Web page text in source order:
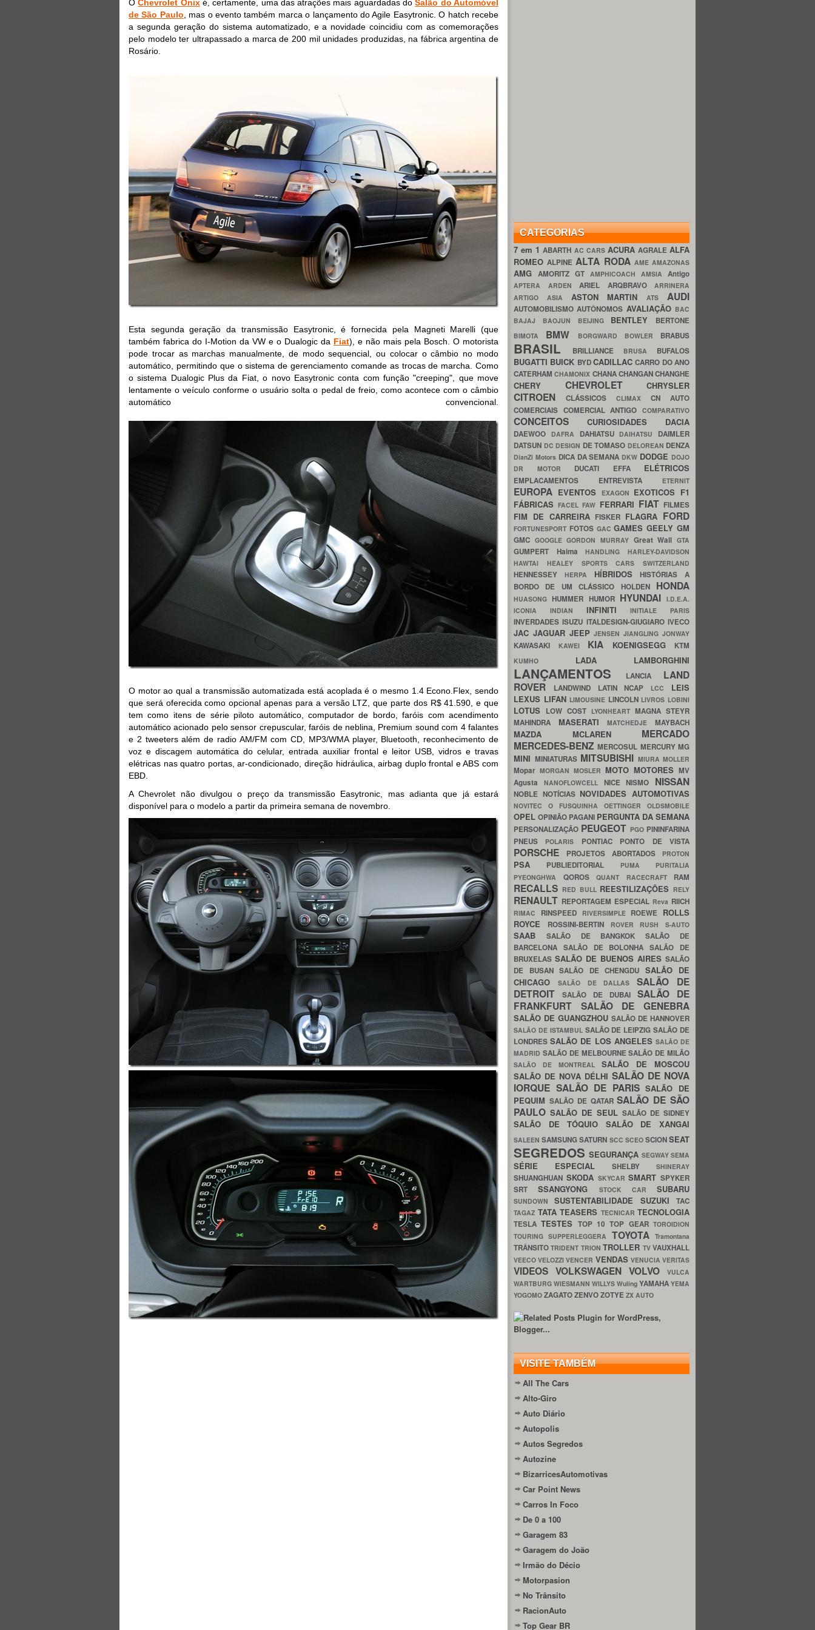
OChevrolet Onixé, certamente, uma das atrações mais aguardadas doSalão do Automóvel
de São Paulo , mas o evento também marca o lançamento do Agile Easytronic. O hatch recebe
a segunda geração do sistema automatizado, e a novidade coincidiu com as comemorações
pelo modelo ter ultrapassado a marca de 200 mil unidades produzidas, na fábrica argentina de
Rosário.
Esta segunda geração da transmissão Easytronic, é fornecida pela Magneti Marelli (que
também fabrica do I-Motion da VW e o Dualogic da Fiat), e não mais pela Bosch. O motorista
pode trocar as marchas manualmente, de modo sequencial, ou colocar o câmbio no modo
automático, permitindo que o sistema de gerenciamento comande as trocas de marcha. Como
o sistema Dualogic Plus da Fiat, o novo Easytronic conta com função "creeping", que move
lentamente o veículo conforme o usuário solta o pedal de freio, como acontece com o câmbio
automático convencional.
O motor ao qual a transmissão automatizada está acoplada é o mesmo 1.4 Econo.Flex, sendo
que será oferecida como opcional apenas para a versão LTZ, que parte dos R$ 41.590, e que
tem como itens de série piloto automático, computador de bordo, faróis com acendimento
automático acionado pelo sensor crepuscular, faróis de neblina, Premium sound com 4 falantes
e 2 tweeters além de radio AM/FM com CD, MP3/WMA player, Bluetooth, reconhecimento de
voz e discagem automática do celular, entrada auxiliar frontal e leitor USB, vidros e travas
elétricas nas quatro portas, ar-condicionado, direção hidráulica, airbag duplo frontal e ABS com
EBD.
A Chevrolet não divulgou o preço da transmissão Easytronic, mas adianta que já estará
disponível para o modelo a partir da primeira semana de novembro.
CATEGORIAS
7 em 1ABARTH AC CARS ACURA AGRALE ALFA
ROMEOALPINEALTA RODA AME AMAZONAS
AMG AMORITZ GT AMPHICOACH AMSIA Antigo
APTERA ARDEN ARIEL ARQBRAVO ARRINERA
ARTIGO ASIA ASTON MARTINATS AUDI
AUTOMOBILISMOAUTÔNOMOS AVALIAÇÃO BAC
BAJAJ BAOJUN BEIJING BENTLEY BERTONE
BIMOTA BMW BORGWARD BOWLER BRABUS
BRASIL BRILLIANCE BRUSA BUFALOS
BUGATTI BUICK BYDCADILLACCARRO DO ANO
CATERHAMCHAMONIX CHANACHANGANCHANGHE
CHERY CHEVROLET CHRYSLER
CITROEN CLÁSSICOS CLIMAX CN AUTO
COMERCIAIS COMERCIAL ANTIGOCOMPARATIVO
CONCEITOS CURIOSIDADES DACIA
DAEWOO DAFRA DAHIATSU DAIHATSU DAIMLER
DATSUN DC DESIGN DE TOMASO DELOREAN DENZA
DianZi Motors DICA DA SEMANA DKW DODGE DOJO
DR MOTOR DUCATI EFFA ELÉTRICOS
EMPLACAMENTOS ENTREVISTA ETERNIT
EUROPA EVENTOS EXAGON EXOTICOS F1
FÁBRICASFACELFAW FERRARI FIAT FILMES
FIM DE CARREIRA FISKER FLAGRA FORD
FORTUNESPORT FOTOS GACGAMESGEELYGM
GMC GOOGLEGORDON MURRAY Great WallGTA
GUMPERT HaimaHANDLINGHARLEY-DAVIDSON
HAWTAI HEALEY SPORTS CARS SWITZERLAND
HENNESSEY HERPA HÍBRIDOSHISTÓRIAS A
BORDO DE UM CLÁSSICO HOLDEN HONDA
HUASONGHUMMER HUMOR HYUNDAI I.D.E.A.
ICONIA INDIAN INFINITIINITIALE PARIS
INVERDADESISUZU ITALDESIGN-GIUGIAROIVECO
JAC JAGUAR JEEPJENSENJIANGLINGJONWAY
KAWASAKI KAWEI KIA KOENIGSEGG KTM
KUMHO LADA LAMBORGHINI
LANÇAMENTOS LANCIA LAND
ROVER
LANDWIND LATIN NCAP LCC LEIS
LEXUS LIFAN LIMOUSINE LINCOLN LIVROS LOBINI
LOTUS LOW COST LYONHEART MAGNA STEYR
MAHINDRA MASERATIMATCHEDJEMAYBACH
MAZDA MCLAREN MERCADO
MERCEDES-BENZMERCOSUL MERCURYMG
MINI MINIATURAS MITSUBISHI MIURA MOLLER
Mopar MORGAN MOSLER MOTO MOTORES MV
Agusta NANOFLOWCELL NICENISMO NISSAN
NOBLE NOTÍCIAS NOVIDADES AUTOMOTIVAS
NOVITEC O FUSQUINHA OETTINGER OLDSMOBILE
OPEL OPINIÃO PAGANI PERGUNTA DA SEMANA
PERSONALIZAÇÃO PEUGEOT PGO PININFARINA
PNEUS
POLARIS PONTIAC PONTO DE VISTA
PORSCHE PROJETOS ABORTADOS PROTON
PSA PUBLIEDITORIAL PUMA PURITALIA
PYEONGHWA QOROS QUANT RACECRAFT RAM
RECALLS RED BULL REESTILIZAÇÕES RELY
RENAULT REPORTAGEM ESPECIAL Reva RIICH
RIMAC RINSPEED RIVERSIMPLE ROEWE ROLLS
ROYCE
ROSSINI-BERTIN ROVER RUSH S-AUTO
SAAB SALÃO DE BANGKOKSALÃO DE
BARCELONA SALÃO DE BOLONHASALÃO DE
BRUXELAS SALÃO DE BUENOS AIRES SALÃO
DE BUSAN SALÃO DE CHENGDU SALÃO DE
CHICAGO
SALÃO DE DALLASSALÃO DE
DETROIT
SALÃO DE DUBAI SALÃO DE
FRANKFURT SALÃO DE GENEBRA
SALÃO DE GUANGZHOU SALÃO DE HANNOVER
SALÃO DE ISTAMBUL SALÃO DE LEIPZIGSALÃO DE
LONDRESSALÃO DE LOS ANGELES SALÃO DE
MADRID SALÃO DE MELBOURNESALÃO DE MILÃO
SALÃO DE MONTREAL SALÃO DE MOSCOU
SALÃO DE NOVA DÉLHI SALÃO DE NOVA
IORQUE SALÃO DE PARISSALÃO DE
PEQUIM SALÃO DE QATARSALÃO DE SÃO
PAULO SALÃO DE SEUL SALÃO DE SIDNEY
SALÃO DE TÓQUIO SALÃO DE XANGAI
SALEENSAMSUNGSATURN SCC SCEO SCIONSEAT
SEGREDOSSEGURANÇA SEGWAYSEMA
SÉRIE ESPECIAL SHELBY SHINERAY
SHUANGHUAN SKODA SKYCARSMART SPYKER
SRTSSANGYONG STOCK CAR SUBARU
SUNDOWNSUSTENTABILIDADE SUZUKITAC
TAGAZ TATA TEASERS TECNICAR TECNOLOGIA
TESLATESTES TOP 10TOP GEARTOROIDION
TOURING SUPPERLEGGERA TOYOTATramontana
TRÂNSITOTRIDENT TRIONTROLLER TVVAUXHALL
VEECOVELOZZIVENCER VENDAS VENUCIAVERITAS
VIDEOS VOLKSWAGEN VOLVO
VULCA
WARTBURG WIESMANN WILLYS Wuling YAMAHA YEMA
YOGOMO ZAGATOZENVOZOTYE ZX AUTO
VISITE TAMBÉM
All The Cars
Alto-Giro
Auto Diário
Autopolis
Autos Segredos
Autozine
BizarricesAutomotivas
Car Point News
Carros In Foco
De 0 a 100
Garagem 83
Garagem do João
Irmão do Décio
Motorpasion
No Trânsito
RacionAuto
Top Gear BR